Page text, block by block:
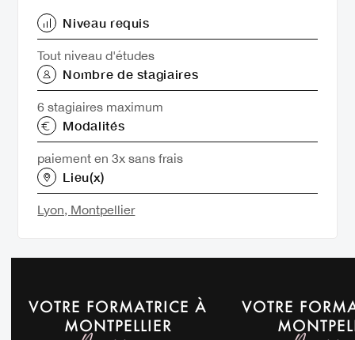
Niveau requis
Tout niveau d'études
Nombre de stagiaires
6 stagiaires maximum
Modalités
paiement en 3x sans frais
Lieu(x)
Lyon, Montpellier
VOTRE FORMATRICE À
MONTPELLIER
VOTRE